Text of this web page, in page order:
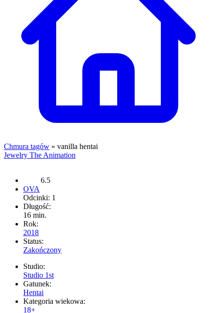
Chmura tagów » vanilla hentai
Jewelry The Animation
6.5
OVA
Odcinki: 1
Długość:
16 min.
Rok:
2018
Status:
Zakończony
Studio:
Studio 1st
Gatunek:
Hentai
Kategoria wiekowa:
18+